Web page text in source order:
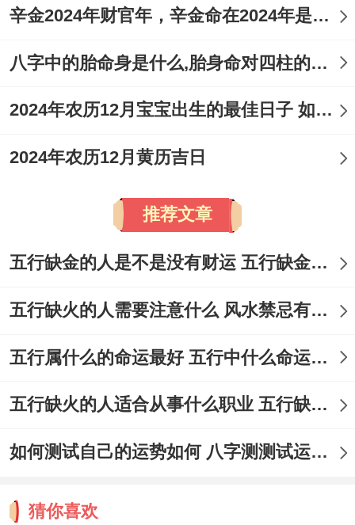
祀、
初
日
年8
月22
星
期
六
天
恩、
圣、
神
再、
金匮
业、
签
约、
动
福、
嫁
忌也许有所区别 ，建议结合更多专业资料或
咨询人士...
辛金2024年财官年，辛金命在2024年是财官年还是财印年
八字中的胎命身是什么,胎身命对四柱的影响
2024年农历12月宝宝出生的最佳日子 如何挑选适合的吉日
2024年农历12月黄历吉日
推荐文章
五行缺金的人是不是没有财运 五行缺金的人命运好不好
五行缺火的人需要注意什么 风水禁忌有哪些
五行属什么的命运最好 五行中什么命运势旺盛
五行缺火的人适合从事什么职业 五行缺火的人适合从事的职业有哪些
如何测试自己的运势如何 八字测测试运运程
猜你喜欢